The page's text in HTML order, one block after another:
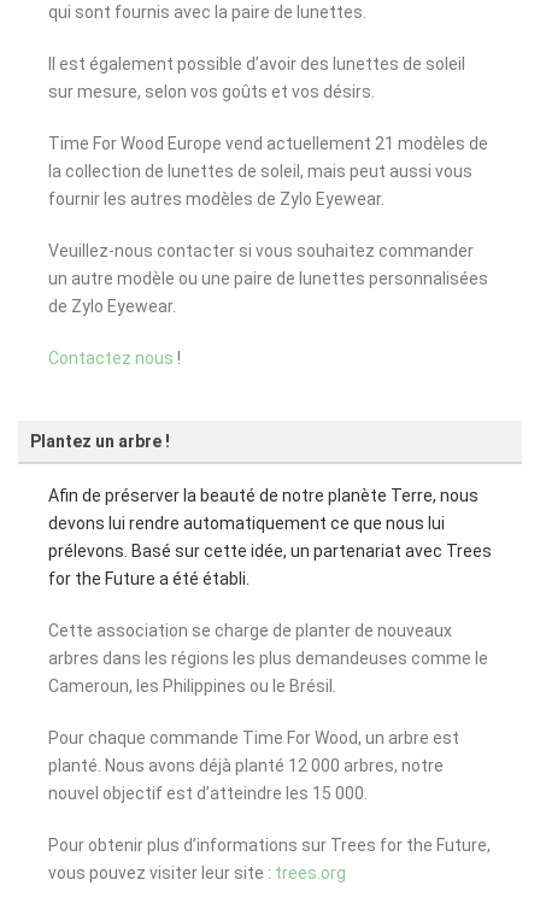
qui sont fournis avec la paire de lunettes.
Il est également possible d’avoir des lunettes de soleil
sur mesure, selon vos goûts et vos désirs.
Time For Wood Europe vend actuellement 21 modèles de
la collection de lunettes de soleil, mais peut aussi vous
fournir les autres modèles de Zylo Eyewear.
Veuillez-nous contacter si vous souhaitez commander
un autre modèle ou une paire de lunettes personnalisées
de Zylo Eyewear.
Contactez nous !
Plantez un arbre !
Afin de préserver la beauté de notre planète Terre, nous
devons lui rendre automatiquement ce que nous lui
prélevons. Basé sur cette idée, un partenariat avec Trees
for the Future a été établi.
Cette association se charge de planter de nouveaux
arbres dans les régions les plus demandeuses comme le
Cameroun, les Philippines ou le Brésil.
Pour chaque commande Time For Wood, un arbre est
planté. Nous avons déjà planté 12 000 arbres, notre
nouvel objectif est d’atteindre les 15 000.
Pour obtenir plus d’informations sur Trees for the Future,
vous pouvez visiter leur site : trees.org